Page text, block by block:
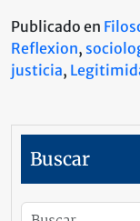
Publicado en
Reflexion,
justicia,
Buscar